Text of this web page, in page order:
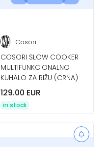
Cosori
COSORI SLOW COOKER
MULTIFUNKCIONALNO
KUHALO ZA RIŽU (CRNA)
129.00 EUR
in stock